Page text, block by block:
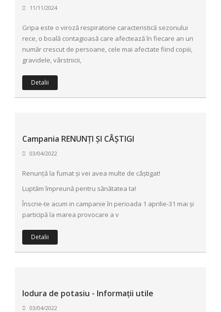
11/11/2024
Gripa este o viroză respiratorie caracteristică sezonului
rece, o boală contagioasă care afectează în fiecare an un
număr crescut de persoane, cele mai afectate fiind copiii,
gravidele, vârstnicii,
Detalii
Campania RENUNȚI ȘI CÂȘTIGI
03/04/2022
Renunță la fumat și vei avea multe de câștigat!
Luptăm împreună pentru sănătatea ta!
Înscrie-te acum in campanie în perioada 1 aprilie-31 mai și
participă la marea provocare a v
Detalii
Iodura de potasiu - Informații utile
03/04/2022